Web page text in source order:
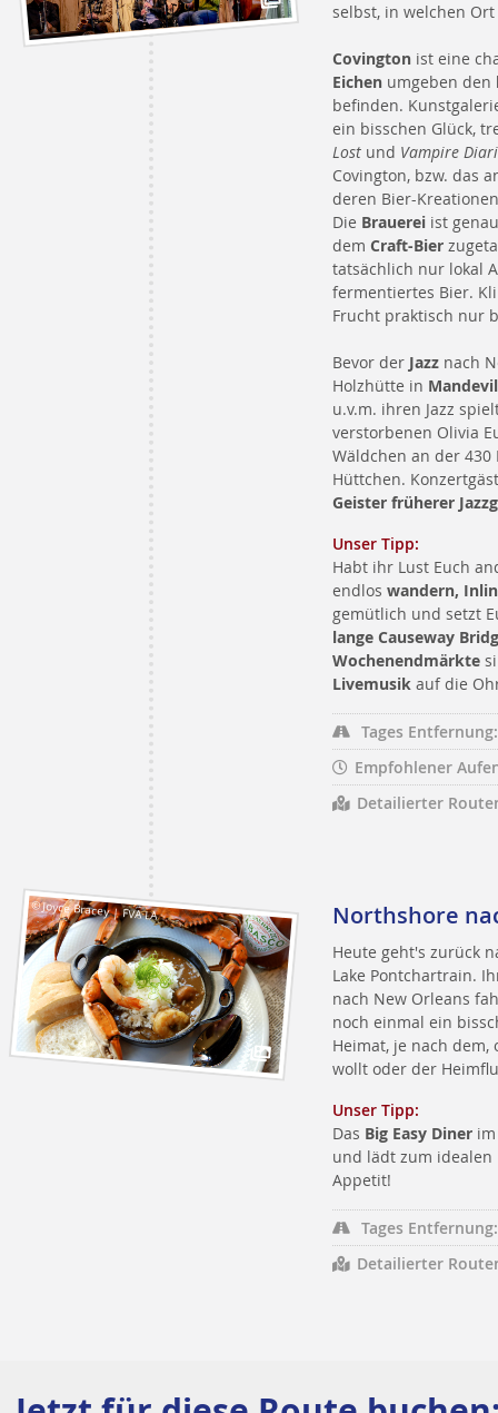
selbst, in welchen
Covington ist eine
Eichen umgeben den
befinden.
ein bisschen Glück,
Lost und Vampire
Covington, bzw. das
deren Bier-
Die Brauerei ist
dem Craft-Bier
tatsächlich nur lokal
fermentiertes Bier.
Frucht praktisch nur
Bevor der Jazz nach
Holzhütte in
u.v.m. ihren Jazz
verstorbenen Olivia
Wäldchen an der
Hüttchen.
Geister früherer
Unser Tipp:
Habt ihr Lust Euch
endlos wandern,
gemütlich und setzt
lange Causeway
Wochenendmärkte
Livemusik auf die
Tages Entfernung:
Empfohlener
Detailierter
© Joyce Bracey | FVA LA Northshore
Heute geht's zurück
Lake Pontchartrain.
nach New Orleans
noch einmal ein
Heimat, je nach
wollt oder der
Unser Tipp:
Das Big Easy Diner
und lädt zum
Appetit!
Tages Entfernung:
Detailierter